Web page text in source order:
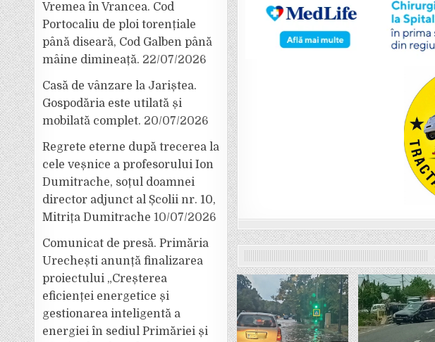
Vremea în Vrancea. Cod
Portocaliu de ploi torențiale
până diseară, Cod Galben până
mâine dimineață. 22/07/2026
Casă de vânzare la Jariștea.
Gospodăria este utilată și
mobilată complet. 20/07/2026
Regrete eterne după trecerea la
cele veșnice a profesorului Ion
Dumitrache, soțul doamnei
director adjunct al Școlii nr. 10,
Mitrița Dumitrache 10/07/2026
Comunicat de presă. Primăria
Urechești anunță finalizarea
proiectului „Creșterea
eficienței energetice și
gestionarea inteligentă a
energiei în sediul Primăriei și